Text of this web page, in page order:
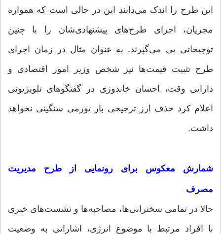
این طرح را اندک می‌دانند این در حالی است که همواره
مجریان، اجرای طرح‌های پیشنهادی‌شان را با چنین
توجیحاتی پی می‌گیرند. به عنوان مثال در زمان اجرای
طرح تثبیت قیمت‌ها نیز شخص وزیر امور اقتصادی و
دارایی وقت، احسان خاندوزی در گفتگوهای تلویزیونی
اعلام کرد حذف ارز ترجیحی بار تورمی سنگینی نخواهد
داشت.
شمارش معکوس برای رونمایی از طرح مدیریت
مصرف
حالا در تمامی سخنرانی‌ها، مصاحبه‌ها و نشست‌های خبری
با افراد مرتبط با موضوع انرژی، اشاراتی به وضعیت